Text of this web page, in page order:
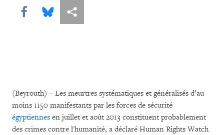
Share this via Facebook
Share this via Bluesky
Share this via Partagez
(Beyrouth) – Les meurtres systématiques et généralisés d’au
moins 1150 manifestants par les forces de sécurité
égyptiennes en juillet et août 2013 constituent probablement
des crimes contre l'humanité, a déclaré Human Rights Watch